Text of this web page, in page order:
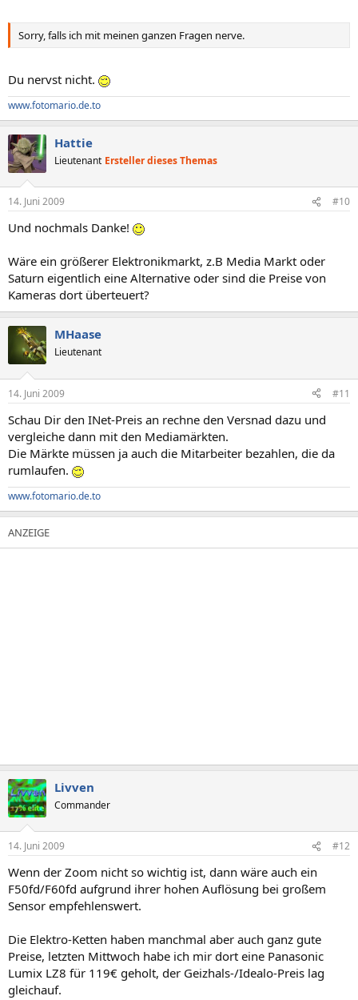
Sorry, falls ich mit meinen ganzen Fragen nerve.
Du nervst nicht.
www.fotomario.de.to
Hattie
Lieutenant Ersteller dieses Themas
14. Juni 2009 #10
Und nochmals Danke!
Wäre ein größerer Elektronikmarkt, z.B Media Markt oder
Saturn eigentlich eine Alternative oder sind die Preise von
Kameras dort überteuert?
MHaase
Lieutenant
14. Juni 2009 #11
Schau Dir den INet-Preis an rechne den Versnad dazu und
vergleiche dann mit den Mediamärkten.
Die Märkte müssen ja auch die Mitarbeiter bezahlen, die da
rumlaufen.
www.fotomario.de.to
Livven
Commander
14. Juni 2009 #12
Wenn der Zoom nicht so wichtig ist, dann wäre auch ein
F50fd/F60fd aufgrund ihrer hohen Auflösung bei großem
Sensor empfehlenswert.
Die Elektro-Ketten haben manchmal aber auch ganz gute
Preise, letzten Mittwoch habe ich mir dort eine Panasonic
Lumix LZ8 für 119€ geholt, der Geizhals-/Idealo-Preis lag
gleichauf.